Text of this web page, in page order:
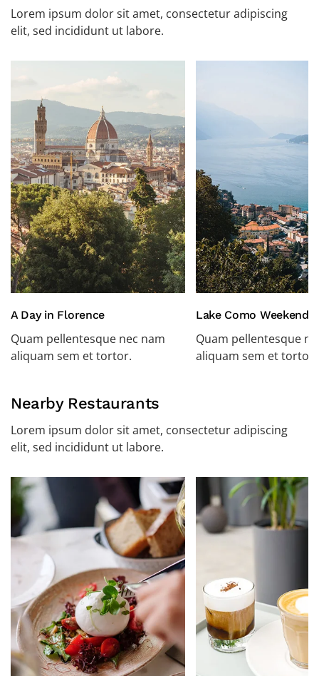
Lorem ipsum dolor sit amet, consectetur adipiscing
elit, sed incididunt ut labore.
A Day in Florence
Quam pellentesque nec nam
aliquam sem et tortor.
Lake Como Weekend
Quam pellentesque
aliquam sem et tortor.
Nearby Restaurants
Lorem ipsum dolor sit amet, consectetur adipiscing
elit, sed incididunt ut labore.